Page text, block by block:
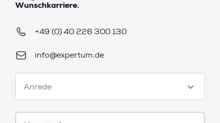
Wunschkarriere.
+49 (0) 40 226 300 130
info@expertum.de
Anrede
Anrede
Vorname*